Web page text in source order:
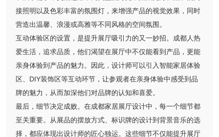
接照明以及色彩丰富的氛围灯，来增强产品的视觉效果，同时
营造出温馨、浪漫或高雅等不同风格的空间氛围。
互动体验区的设置，是提升展厅吸引力的又一妙招。成都人热
爱生活，追求品质，他们渴望在展厅中不仅能看到产品，更能
亲身体验到产品的魅力。因此，设计师可以引入智能家居体验
区、DIY装饰区等互动环节，让参观者在亲身体验中感受到品
牌的魅力，从而加深他们对品牌的认知和喜爱。
最后，细节决定成败。在成都家居展厅设计中，每一个细节都
至关重要。从展品的摆放方式、标识牌的设计到背景音乐的选
择，都应体现出设计师的匠心独运。这些细节不仅能提升展厅